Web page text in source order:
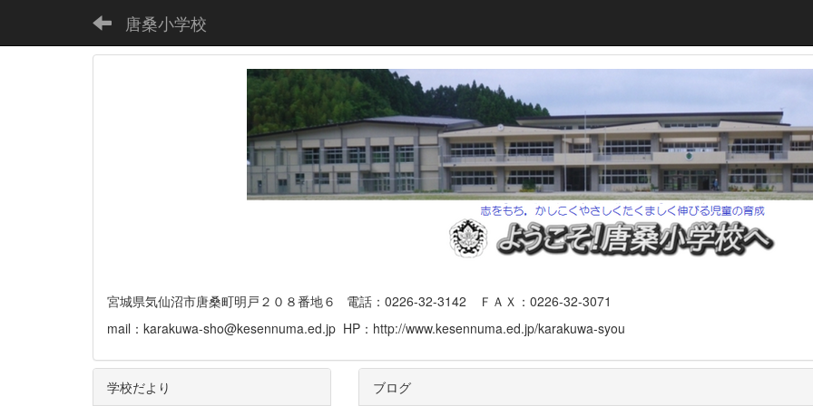
唐桑小学校
宮城県気仙沼市唐桑町明戸２０８番地６ 電話：0226-32-3142 ＦＡＸ：0226-32-3071
mail：karakuwa-sho@kesennuma.ed.jp HP：http://www.kesennuma.ed.jp/karakuwa-syou
ブログ
学校だより